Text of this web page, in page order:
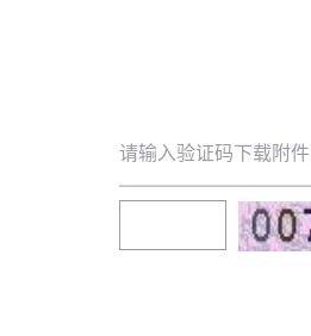
请输入验证码下载附件